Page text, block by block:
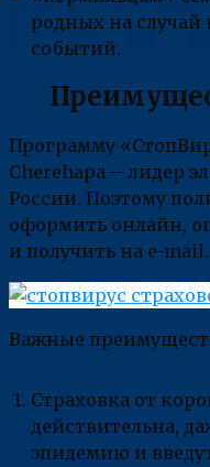
родных на случай
событий.
Программу
Cherehapa – лидер
России. Поэтому
оформить онлайн,
и получить на e-mail.
Важные
Страховка от
действительна,
эпидемию и